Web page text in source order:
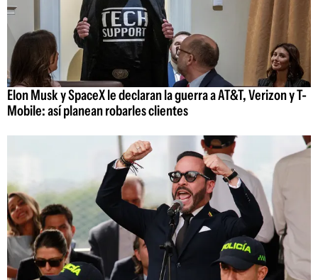
Elon Musk y SpaceX le declaran la guerra a AT&T, Verizon y T-
Mobile: así planean robarles clientes